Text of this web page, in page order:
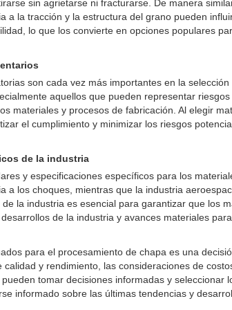
sin agrietarse ni fracturarse. De manera
a la tracción y la estructura del grano pueden
lo que los convierte en opciones populares
son cada vez más importantes en la
aquellos que pueden representar
materiales y procesos de fabricación. Al elegir
el cumplimiento y minimizar los riesgos
de la industria
y especificaciones específicos para los
a los choques, mientras que la industria
la industria es esencial para garantizar que los
de la industria y avances materiales
para el procesamiento de chapa es una
y rendimiento, las consideraciones de
tomar decisiones informadas y
informado sobre las últimas tendencias y